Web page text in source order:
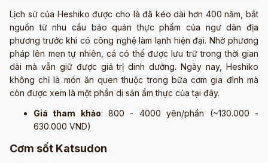
Lịch sử của Heshiko được cho là đã kéo dài hơn 400 năm, bắt
nguồn từ nhu cầu bảo quản thực phẩm của ngư dân địa
phương trước khi có công nghệ làm lạnh hiện đại. Nhờ phương
pháp lên men tự nhiên, cá có thể được lưu trữ trong thời gian
dài mà vẫn giữ được giá trị dinh dưỡng. Ngày nay, Heshiko
không chỉ là món ăn quen thuộc trong bữa cơm gia đình mà
còn được xem là một phần di sản ẩm thực của tại đây.
Giá tham khảo: 800 - 4000 yên/phần (~130.000 -
630.000 VND)
Cơm sốt Katsudon